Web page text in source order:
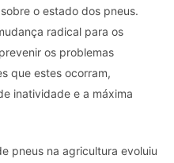
o estado dos pneus.
radical para os
os problemas
que estes ocorram,
inatividade e a máxima
pneus na agricultura evoluiu